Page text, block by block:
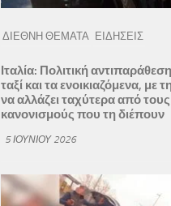
ΔΙΕΘΝΗ ΘΕΜΑΤΑ ΕΙΔΗΣΕΙΣ
Ιταλία: Πολιτική
ταξί και τα ενοικιαζόμενα, με
να αλλάζει ταχύτερα από τους
κανονισμούς που τη διέπουν
5 ΙΟΥΝΊΟΥ 2026